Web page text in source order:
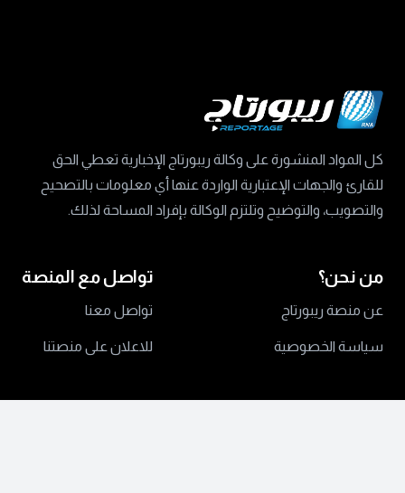
كل المواد المنشورة على وكالة ريبورتاج الإخبارية تعطي الحق
للقارئ والجهات الإعتبارية الواردة عنها أي معلومات بالتصحيح
والتصويب، والتوضيح وتلتزم الوكالة بإفراد المساحة لذلك.
من نحن؟
عن منصة ريبورتاج
سياسة الخصوصية
تواصل مع المنصة
تواصل معنا
للاعلان على منصتنا